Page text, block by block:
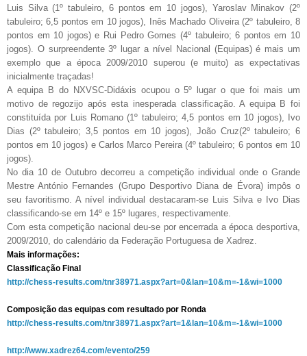
Luis Silva (1º tabuleiro, 6 pontos em 10 jogos), Yaroslav Minakov (2º
tabuleiro; 6,5 pontos em 10 jogos), Inês Machado Oliveira (2º tabuleiro, 8
pontos em 10 jogos) e Rui Pedro Gomes (4º tabuleiro; 6 pontos em 10
jogos). O surpreendente 3º lugar a nível Nacional (Equipas) é mais um
exemplo que a época 2009/2010 superou (e muito) as expectativas
inicialmente traçadas!
A equipa B do NXVSC-Didáxis ocupou o 5º lugar o que foi mais um
motivo de regozijo após esta inesperada classificação. A equipa B foi
constituída por Luis Romano (1º tabuleiro; 4,5 pontos em 10 jogos), Ivo
Dias (2º tabuleiro; 3,5 pontos em 10 jogos), João Cruz(2º tabuleiro; 6
pontos em 10 jogos) e Carlos Marco Pereira (4º tabuleiro; 6 pontos em 10
jogos).
No dia 10 de Outubro decorreu a competição individual onde o Grande
Mestre António Fernandes (Grupo Desportivo Diana de Évora) impôs o
seu favoritismo. A nível individual destacaram-se Luis Silva e Ivo Dias
classificando-se em 14º e 15º lugares, respectivamente.
Com esta competição nacional deu-se por encerrada a época desportiva,
2009/2010, do calendário da Federação Portuguesa de Xadrez.
Mais informações:
Classificação Final
http://chess-results.com/tnr38971.aspx?art=0&lan=10&m=-1&wi=1000
Composição das equipas com resultado por Ronda
http://chess-results.com/tnr38971.aspx?art=1&lan=10&m=-1&wi=1000
http://www.xadrez64.com/evento/259